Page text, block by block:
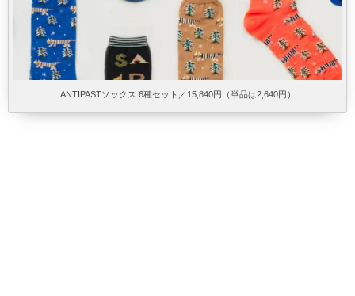
ANTIPASTソックス 6種セット／15,840円（単品は2,640円）